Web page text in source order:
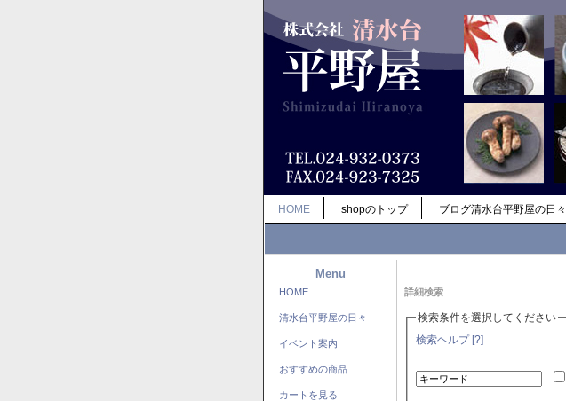
HOME shopのトップ ブログ清水台平野屋の日々
Menu
HOME
清水台平野屋の日々
イベント案内
おすすめの商品
カートを見る
詳細検索
検索条件を選択してください
検索ヘルプ [?]